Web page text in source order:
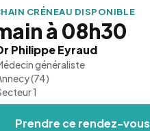
CRÉNEAU DISPONIBLE
à 08h30
Philippe Eyraud
généraliste
(74)
1
Prendre ce rendez-vous